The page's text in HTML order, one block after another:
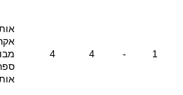
1
-
4
4